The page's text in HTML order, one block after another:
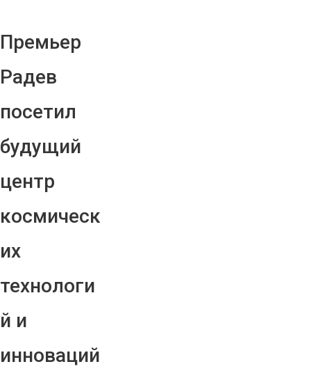
Премьер
Радев
посетил
будущий
центр
космическ
их
технологи
й и
инноваций